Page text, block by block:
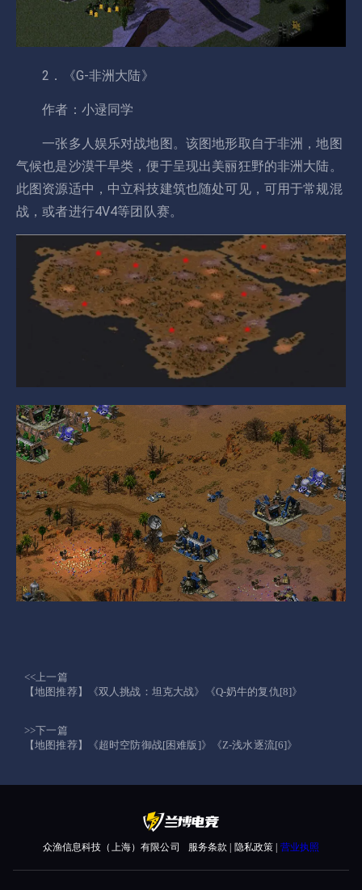
2．《G-非洲大陆》
作者：小逯同学
一张多人娱乐对战地图。该图地形取自于非洲，地图
气候也是沙漠干旱类，便于呈现出美丽狂野的非洲大陆。
此图资源适中，中立科技建筑也随处可见，可用于常规混
战，或者进行4V4等团队赛。
<<上一篇
【地图推荐】《双人挑战：坦克大战》《Q-奶牛的复仇[8]》
>>下一篇
【地图推荐】《超时空防御战[困难版]》《Z-浅水逐流[6]》
众渔信息科技（上海）有限公司 服务条款 | 隐私政策 | 营业执照